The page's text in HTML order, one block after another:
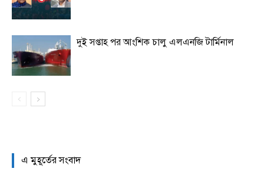
দুই সপ্তাহ পর আংশিক চালু এলএনজি টার্মিনাল
এ মুহূর্তের সংবাদ